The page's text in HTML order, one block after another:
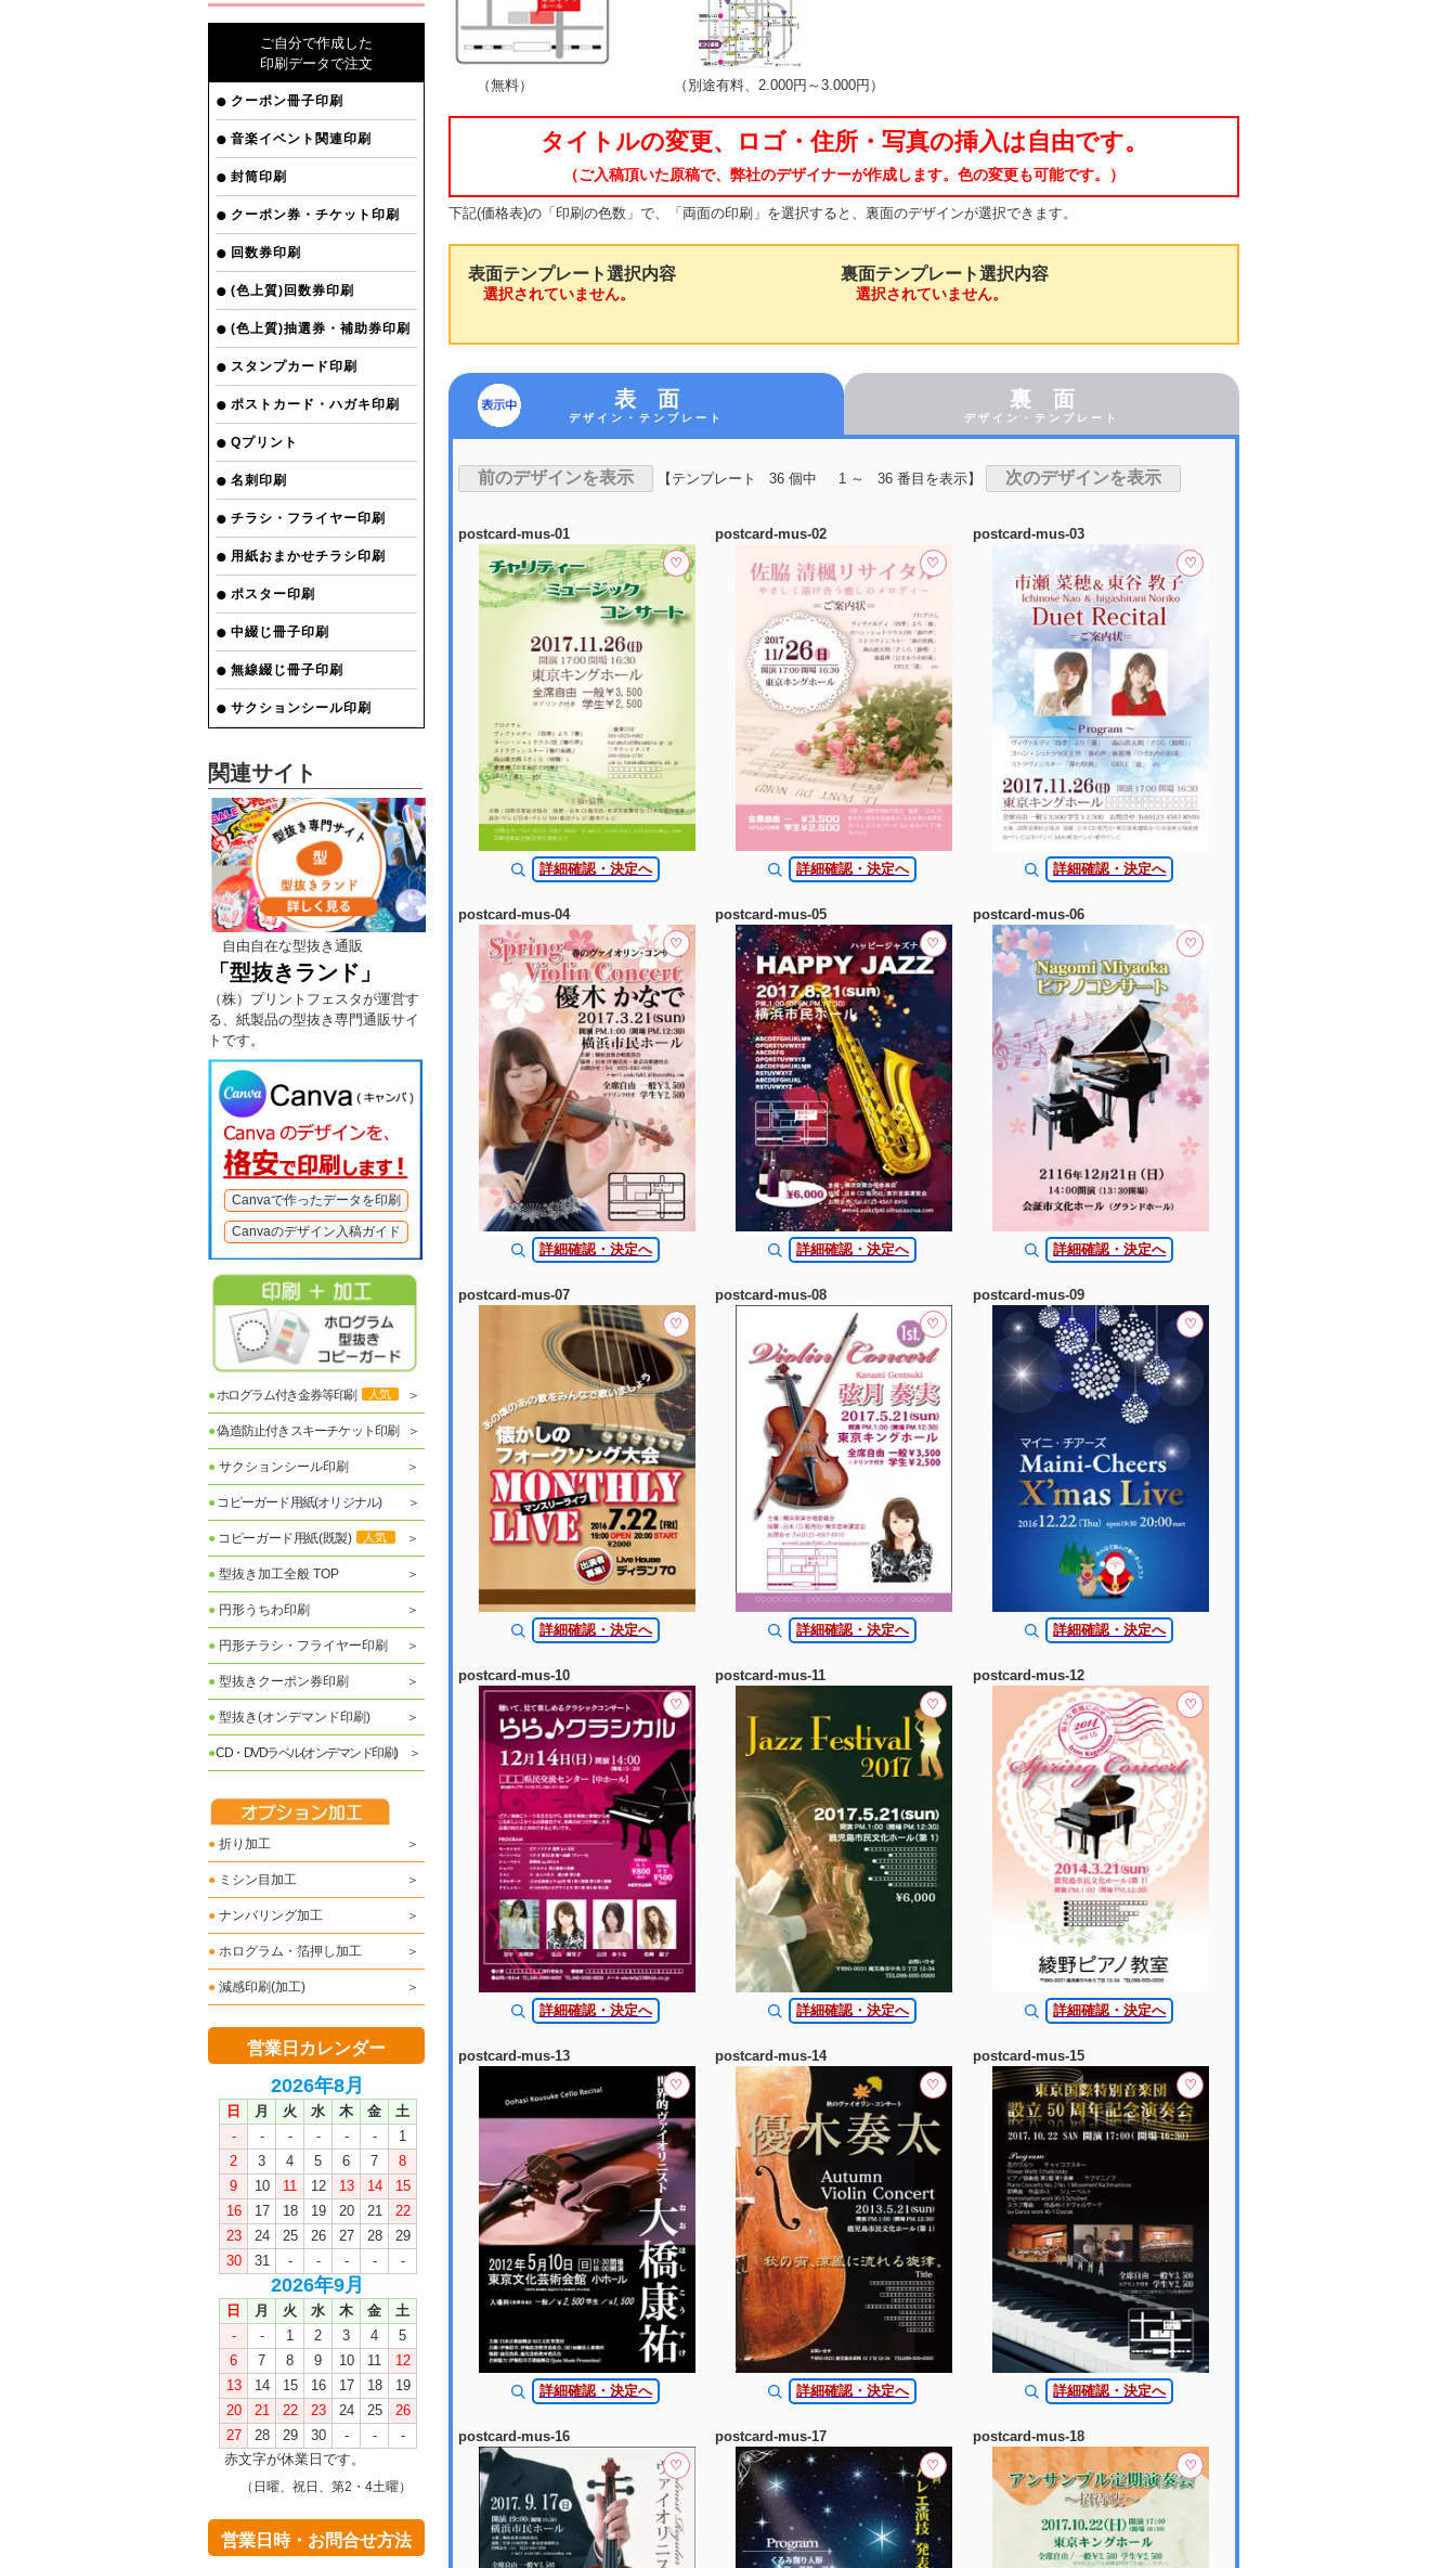
ご自分で作成した
印刷データで注文
クーポン冊子印刷
音楽イベント関連印刷
封筒印刷
クーポン券・チケット印刷
回数券印刷
(色上質)回数券印刷
(色上質)抽選券・補助券印刷
スタンプカード印刷
ポストカード・ハガキ印刷
Qプリント
名刺印刷
チラシ・フライヤー印刷
用紙おまかせチラシ印刷
ポスター印刷
中綴じ冊子印刷
無線綴じ冊子印刷
サクションシール印刷
関連サイト
自由自在な型抜き通販
「型抜きランド」
（株）プリントフェスタが運営す
る、紙製品の型抜き専門通販サイ
トです。
Canvaで作ったデータを印刷
Canvaのデザイン入稿ガイド
●ホログラム付き金券等印刷 人気
●偽造防止付きスキーチケット印刷
● サクションシール印刷
● コピーガード用紙(オリジナル)
● コピーガード用紙(既製) 人気
● 型抜き加工全般 TOP
● 円形うちわ印刷
● 円形チラシ・フライヤー印刷
● 型抜きクーポン券印刷
● 型抜き(オンデマンド印刷)
●CD・DVDラベル(オンデマンド印刷)
● 折り加工
● ミシン目加工
● ナンバリング加工
● ホログラム・箔押し加工
● 減感印刷(加工)
営業日カレンダー
2026年8月
日 月 火 水 木 金
土
-
- - - - -
1
2
3 4 5 6 7
8
9
10 11 12 13 14
15
16
17 18 19 20 21
22
23
24 25 26 27 28
29
30
31 - - - - -
2026年9月
日 月 火 水 木 金
土
-
- 1 2 3 4
5
6
7 8 9 10 11
12
13
14 15 16 17 18
19
20
21 22 23 24 25
26
27
28 29 30 - -
-
赤文字が休業日です。
（日曜、祝日、第2・4土曜）
営業日時・お問合せ方法
（無料） （別途有料、2.000円～3.000円）
タイトルの変更、ロゴ・住所・写真の挿入は自由です。
（ご入稿頂いた原稿で、弊社のデザイナーが作成します。色の変更も可能です。）
下記(価格表)の「印刷の色数」で、「両面の印刷」を選択すると、裏面のデザインが選択できます。
表面テンプレート選択内容
選択されていません。
裏面テンプレート選択内容
選択されていません。
表 面
デザイン・テンプレート
裏 面
デザイン・テンプレート
【テンプレート 36 個中 1 ～ 36 番目を表示】
postcard-mus-01
♡
詳細確認・決定へ
postcard-mus-02
♡
詳細確認・決定へ
postcard-mus-03
♡
詳細確認・決定へ
postcard-mus-04
♡
詳細確認・決定へ
postcard-mus-05
♡
詳細確認・決定へ
postcard-mus-06
♡
詳細確認・決定へ
postcard-mus-07
♡
詳細確認・決定へ
postcard-mus-08
♡
詳細確認・決定へ
postcard-mus-09
♡
詳細確認・決定へ
postcard-mus-10
♡
詳細確認・決定へ
postcard-mus-11
♡
詳細確認・決定へ
postcard-mus-12
♡
詳細確認・決定へ
postcard-mus-13
♡
詳細確認・決定へ
postcard-mus-14
♡
詳細確認・決定へ
postcard-mus-15
♡
詳細確認・決定へ
postcard-mus-16
♡
postcard-mus-17
♡
postcard-mus-18
♡